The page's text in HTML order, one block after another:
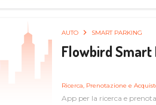
AUTO SMART PARKING
Flowbird Smart
Ricerca, Prenotazione e
App per la ricerca e